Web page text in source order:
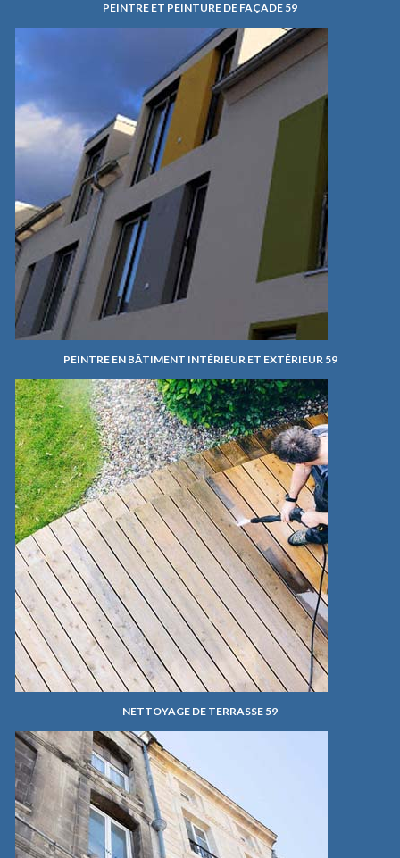
PEINTRE ET PEINTURE DE FAÇADE 59
PEINTRE EN BÂTIMENT INTÉRIEUR ET EXTÉRIEUR 59
NETTOYAGE DE TERRASSE 59